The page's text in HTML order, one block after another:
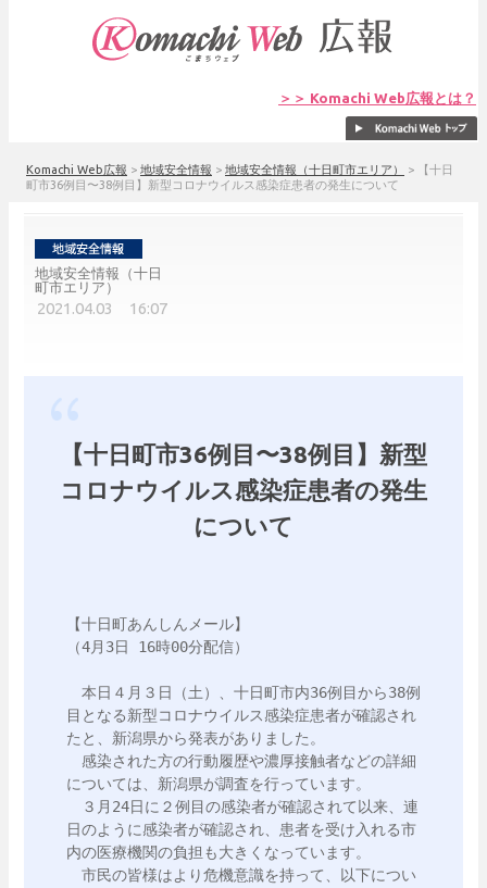
＞＞ Komachi Web広報とは？
Komachi Web広報 > 地域安全情報 > 地域安全情報（十日町市エリア） >
【十日
町市36例目〜38例目】新型コロナウイルス感染症患者の発生について
地域安全情報（十日
町市エリア）
2021.04.03 16:07
【十日町市36例目〜38例目】新型
コロナウイルス感染症患者の発生
について
【十日町あんしんメール】
（4月3日 16時00分配信）
本日４月３日（土）、十日町市内36例目から38例
目となる新型コロナウイルス感染症患者が確認され
たと、新潟県から発表がありました。
感染された方の行動履歴や濃厚接触者などの詳細
については、新潟県が調査を行っています。
３月24日に２例目の感染者が確認されて以来、連
日のように感染者が確認され、患者を受け入れる市
内の医療機関の負担も大きくなっています。
市民の皆様はより危機意識を持って、以下につい